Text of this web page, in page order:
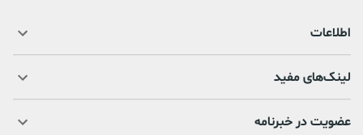
اطلاعات
لینک‌های مفید
عضویت در خبرنامه